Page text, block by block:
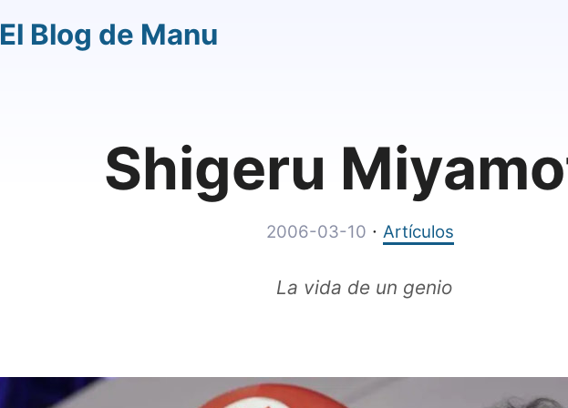
El Blog de Manu
Shigeru
2006-03-10 · Artículos
La vida de un genio